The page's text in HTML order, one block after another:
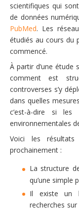
scientifiques qui
de données
PubMed. Les
étudiés au cours du
commencé.
À partir d’une étude
comment est
controverses s’y
dans quelles
c’est-à-dire si les
environnementales
Voici les résultats
prochainement :
La structure
qu’une simple
Il existe un
recherches